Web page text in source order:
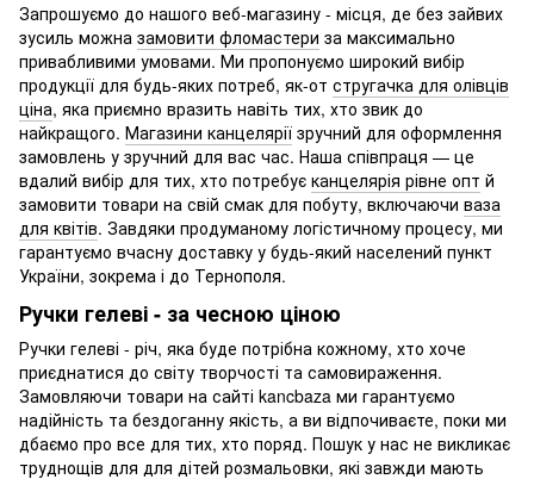
Запрошуємо до нашого веб-магазину - місця, де без зайвих
зусиль можна замовити фломастери за максимально
привабливими умовами. Ми пропонуємо широкий вибір
продукції для будь-яких потреб, як-от стругачка для олівців
ціна, яка приємно вразить навіть тих, хто звик до
найкращого. Магазини канцелярії зручний для оформлення
замовлень у зручний для вас час. Наша співпраця — це
вдалий вибір для тих, хто потребує канцелярія рівне опт й
замовити товари на свій смак для побуту, включаючи ваза
для квітів. Завдяки продуманому логістичному процесу, ми
гарантуємо вчасну доставку у будь-який населений пункт
України, зокрема і до Тернополя.
Ручки гелеві - за чесною ціною
Ручки гелеві - річ, яка буде потрібна кожному, хто хоче
приєднатися до світу творчості та самовираження.
Замовляючи товари на сайті kancbaza ми гарантуємо
надійність та бездоганну якість, а ви відпочиваєте, поки ми
дбаємо про все для тих, хто поряд. Пошук у нас не викликає
труднощів для для дітей розмальовки, які завжди мають